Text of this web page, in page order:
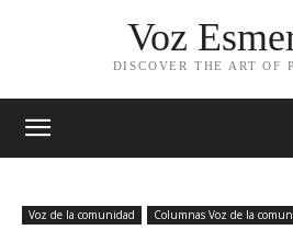
Voz
DISCOVER THE ART OF
Voz de la comunidad Columnas Voz de la